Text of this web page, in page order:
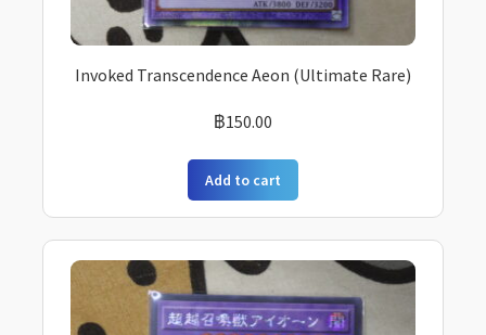
Invoked Transcendence Aeon (Ultimate Rare)
฿150.00
Add to cart